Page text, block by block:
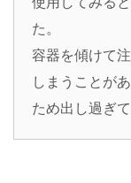
た。
容器を傾けて
しまうことが
ため出し過ぎ